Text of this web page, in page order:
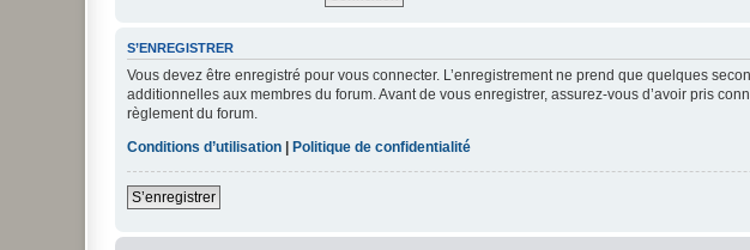
S’ENREGISTRER
Vous devez être enregistré pour vous connecter. L’enregistrement ne prend que quelques
additionnelles aux membres du forum. Avant de vous enregistrer, assurez-vous d’avoir pris
règlement du forum.
Conditions d’utilisation
Politique de confidentialité
S’enregistrer